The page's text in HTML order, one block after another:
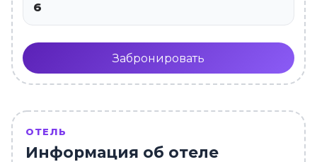
6
Забронировать
ОТЕЛЬ
Информация об отеле